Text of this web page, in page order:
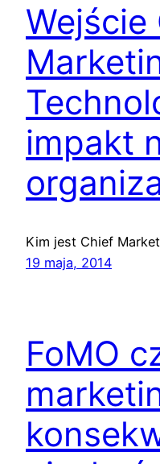
Wejście
impakt
Kim jest Chief
19 maja, 2014
FoMO